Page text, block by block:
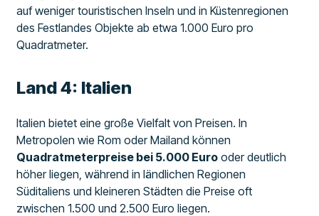
auf weniger touristischen Inseln und in Küstenregionen
des Festlandes Objekte ab etwa 1.000 Euro pro
Quadratmeter.
Land 4: Italien
Italien bietet eine große Vielfalt von Preisen. In
Metropolen wie Rom oder Mailand können
Quadratmeterpreise bei 5.000 Euro oder deutlich
höher liegen, während in ländlichen Regionen
Süditaliens und kleineren Städten die Preise oft
zwischen 1.500 und 2.500 Euro liegen.